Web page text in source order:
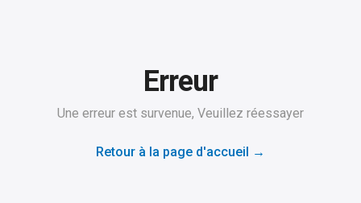
Erreur
Une erreur est survenue, Veuillez réessayer
Retour à la page d'accueil →